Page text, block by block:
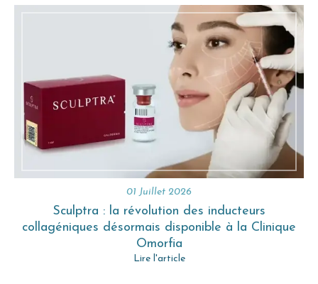
01 Juillet 2026
Sculptra : la révolution des inducteurs
collagéniques désormais disponible à la Clinique
Omorfia
Lire l'article